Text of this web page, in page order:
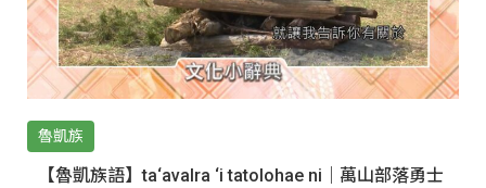
魯凱族
【魯凱族語】ta‘avalra ‘i tatolohae ni｜萬山部落勇士